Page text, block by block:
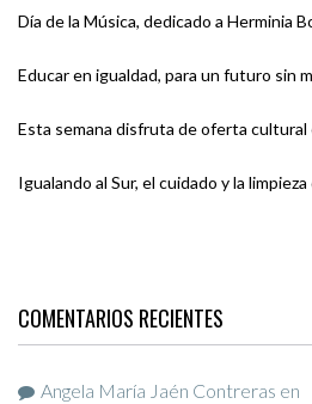
Día de la Música, dedicado a Herminia
Educar en igualdad, para un futuro sin
Esta semana disfruta de oferta cultural
Igualando al Sur, el cuidado y la
COMENTARIOS RECIENTES
Angela María Jaén Contreras en